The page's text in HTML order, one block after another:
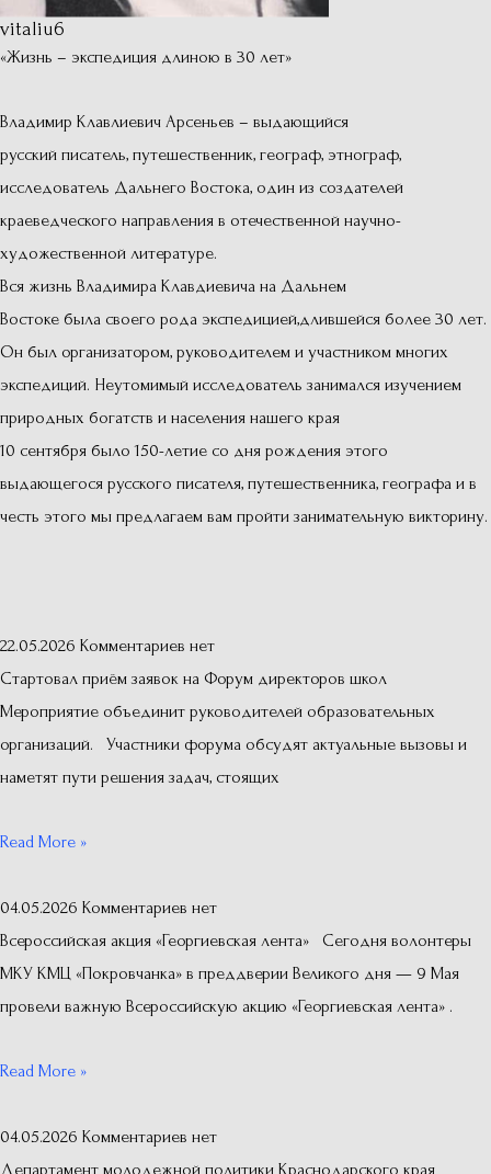
vitaliu6
«Жизнь – экспедиция длиною в 30 лет»
Владимир Клавлиевич Арсеньев – выдающийся
русский писатель, путешественник, географ, этнограф,
исследователь Дальнего Востока, один из создателей
краеведческого направления в отечественной научно-
художественной литературе.
Вся жизнь Владимира Клавдиевича на Дальнем
Востоке была своего рода экспедицией,длившейся более 30 лет.
Он был организатором, руководителем и участником многих
экспедиций. Неутомимый исследователь занимался изучением
природных богатств и населения нашего края
10 сентября было 150-летие со дня рождения этого
выдающегося русского писателя, путешественника, географа и в
честь этого мы предлагаем вам пройти занимательную викторину.
22.05.2026 Комментариев нет
Стартовал приём заявок на Форум директоров школ
Мероприятие объединит руководителей образовательных
организаций. Участники форума обсудят актуальные вызовы и
наметят пути решения задач, стоящих
Read More »
04.05.2026 Комментариев нет
Всероссийская акция «Георгиевская лента» Сегодня волонтеры
МКУ КМЦ «Покровчанка» в преддверии Великого дня — 9 Мая
провели важную Всероссийскую акцию «Георгиевская лента» .
Read More »
04.05.2026 Комментариев нет
Департамент молодежной политики Краснодарского края